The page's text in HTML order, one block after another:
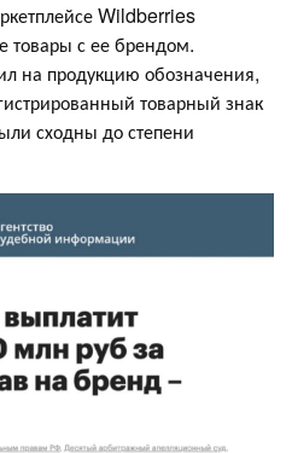
Wildberries
товары с ее брендом.
на продукцию обозначения,
товарный знак
сходны до степени